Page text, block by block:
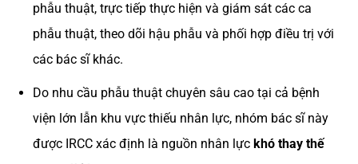
phẫu thuật, trực tiếp thực hiện và giám sát các ca
phẫu thuật, theo dõi hậu phẫu và phối hợp điều trị với
các bác sĩ khác.
Do nhu cầu phẫu thuật chuyên sâu cao tại cả bệnh
viện lớn lẫn khu vực thiếu nhân lực, nhóm bác sĩ này
được IRCC xác định là nguồn nhân lực khó thay thế